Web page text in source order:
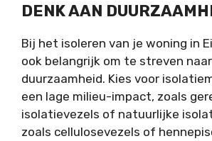
DENK AAN
Bij het isoleren van je woning in
ook belangrijk om te streven naar
duurzaamheid. Kies voor
een lage milieu-impact, zoals
isolatievezels of natuurlijke
zoals cellulosevezels of